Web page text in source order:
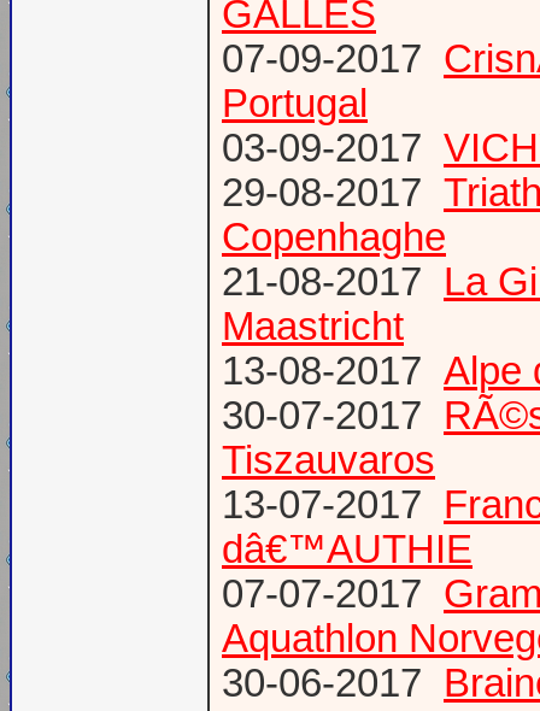
GALLES
07-09-2017
Portugal
03-09-2017
29-08-2017
Copenhaghe
21-08-2017 La
Maastricht
13-08-2017 Alpe
30-07-2017
Tiszauvaros
13-07-2017
dâ€™AUTHIE
07-07-2017
Aquathlon
30-06-2017